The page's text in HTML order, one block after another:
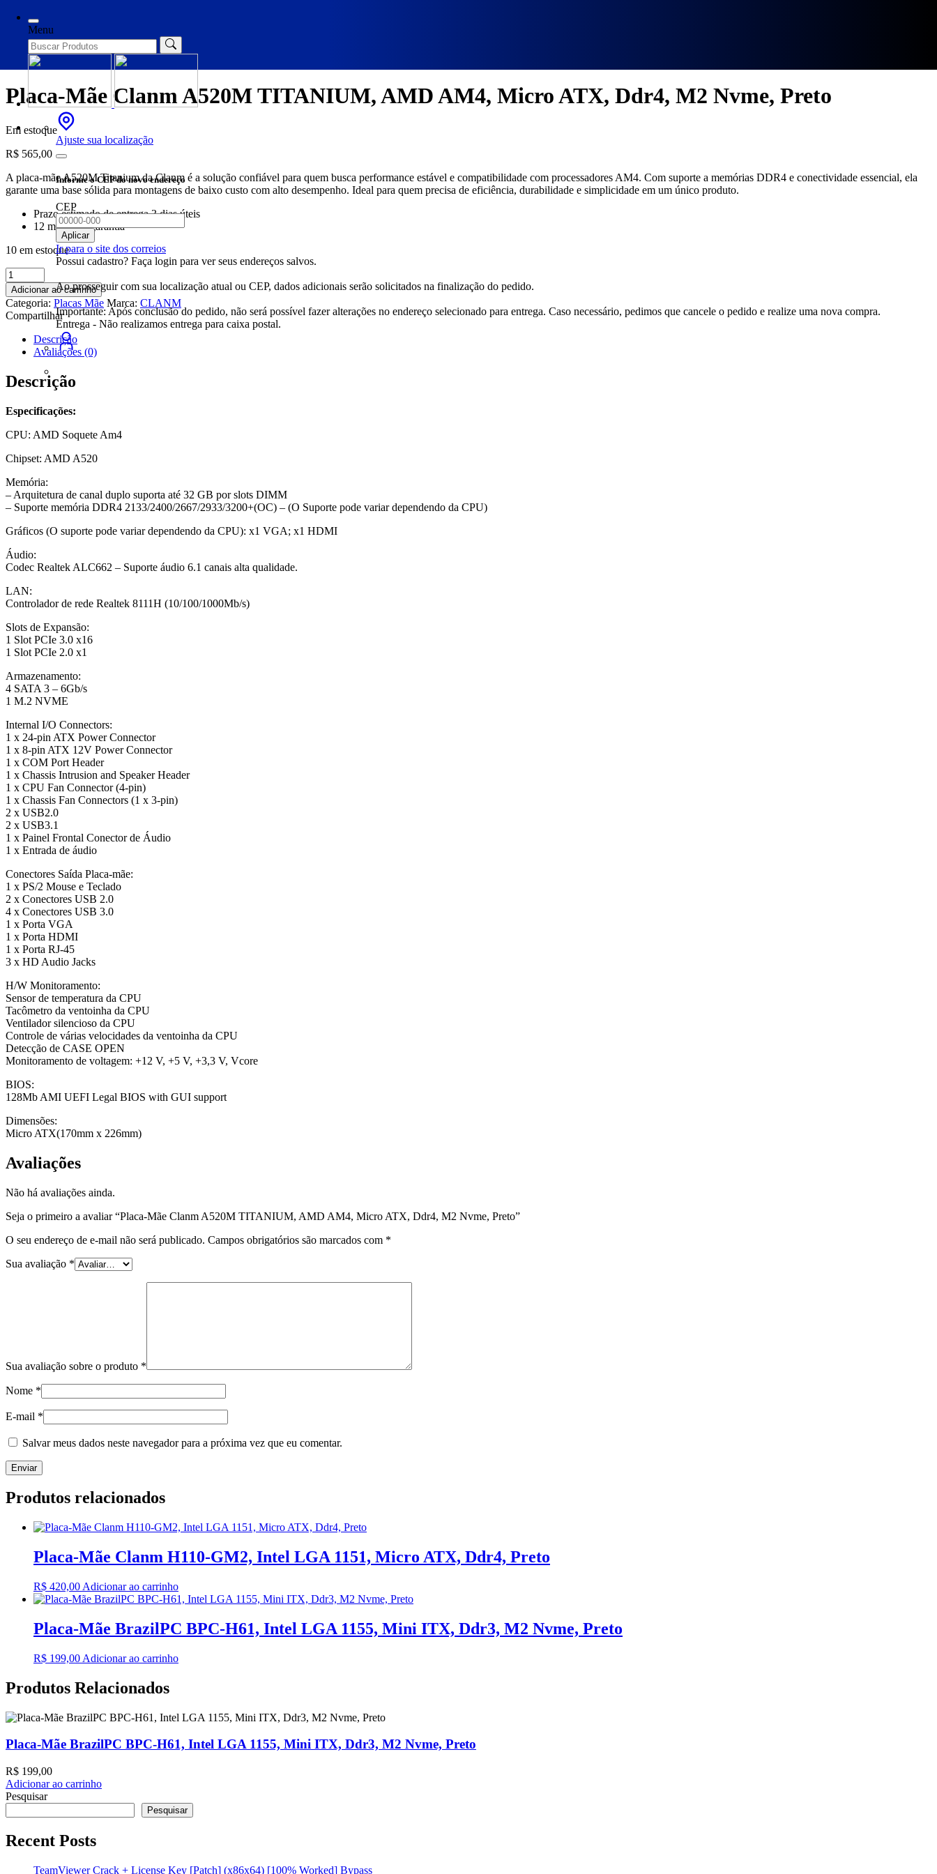
Menu
Ajuste sua localização
Informe o CEP do novo endereço
CEP
Aplicar
Ir para o site dos correios
Possui cadastro? Faça login para ver seus endereços salvos.
Ao prosseguir com sua localização atual ou CEP, dados adicionais serão solicitados na finalização do pedido.
Importante: Após conclusão do pedido, não será possível fazer alterações no endereço selecionado para entrega. Caso necessário, pedimos que cancele o pedido e realize uma nova compra.
Entrega - Não realizamos entrega para caixa postal.
Placas Mãe
Placa-Mãe Clanm A520M TITANIUM, AMD AM4, Micro ATX, Ddr4, M2 Nvme, Preto
Em estoque
R$ 565,00
A placa-mãe A520M Titanium da Clanm é a solução confiável para quem busca performance estável e compatibilidade com processadores AM4. Com suporte a memórias DDR4 e conectividade essencial, ela
garante uma base sólida para montagens de baixo custo com alto desempenho. Ideal para quem precisa de eficiência, durabilidade e simplicidade em um único produto.
Prazo estimado de entrega 3 dias úteis
12 meses de garantia
10 em estoque
Placa-
Mãe
Clanm
A520M
TITANIUM,
AMD
AM4,
ATX,
Ddr4,
Nvme,
quantidade
Adicionar ao carrinho
Categoria: Placas Mãe Marca: CLANM
Compartilhar
Descrição
Avaliações (0)
Descrição
Especificações:
CPU: AMD Soquete Am4
Chipset: AMD A520
Memória:
– Arquitetura de canal duplo suporta até 32 GB por slots DIMM
– Suporte memória DDR4 2133/2400/2667/2933/3200+(OC) – (O Suporte pode variar dependendo da CPU)
Gráficos (O suporte pode variar dependendo da CPU): x1 VGA; x1 HDMI
Áudio:
Codec Realtek ALC662 – Suporte áudio 6.1 canais alta qualidade.
LAN:
Controlador de rede Realtek 8111H (10/100/1000Mb/s)
Slots de Expansão:
1 Slot PCIe 3.0 x16
1 Slot PCIe 2.0 x1
Armazenamento:
4 SATA 3 – 6Gb/s
1 M.2 NVME
Internal I/O Connectors:
1 x 24-pin ATX Power Connector
1 x 8-pin ATX 12V Power Connector
1 x COM Port Header
1 x Chassis Intrusion and Speaker Header
1 x CPU Fan Connector (4-pin)
1 x Chassis Fan Connectors (1 x 3-pin)
2 x USB2.0
2 x USB3.1
1 x Painel Frontal Conector de Áudio
1 x Entrada de áudio
Conectores Saída Placa-mãe:
1 x PS/2 Mouse e Teclado
2 x Conectores USB 2.0
4 x Conectores USB 3.0
1 x Porta VGA
1 x Porta HDMI
1 x Porta RJ-45
3 x HD Audio Jacks
H/W Monitoramento:
Sensor de temperatura da CPU
Tacômetro da ventoinha da CPU
Ventilador silencioso da CPU
Controle de várias velocidades da ventoinha da CPU
Detecção de CASE OPEN
Monitoramento de voltagem: +12 V, +5 V, +3,3 V, Vcore
BIOS:
128Mb AMI UEFI Legal BIOS with GUI support
Dimensões:
Micro ATX(170mm x 226mm)
Avaliações
Não há avaliações ainda.
Seja o primeiro a avaliar “Placa-Mãe Clanm A520M TITANIUM, AMD AM4, Micro ATX, Ddr4, M2 Nvme, Preto”
O seu endereço de e-mail não será publicado. Campos obrigatórios são marcados com *
Sua avaliação *
Sua avaliação sobre o produto *
Nome *
E-mail *
Salvar meus dados neste navegador para a próxima vez que eu comentar.
Produtos relacionados
Placa-Mãe Clanm H110-GM2, Intel LGA 1151, Micro ATX, Ddr4, Preto
R$ 420,00 Adicionar ao carrinho
Placa-Mãe BrazilPC BPC-H61, Intel LGA 1155, Mini ITX, Ddr3, M2 Nvme, Preto
R$ 199,00 Adicionar ao carrinho
Produtos Relacionados
Placa-Mãe BrazilPC BPC-H61, Intel LGA 1155, Mini ITX, Ddr3, M2 Nvme, Preto
R$ 199,00
Adicionar ao carrinho
Pesquisar
Pesquisar
Recent Posts
TeamViewer Crack + License Key [Patch] (x86x64) [100% Worked] Bypass